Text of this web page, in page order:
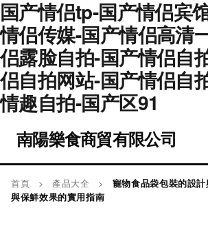
国产情侣tp-国产情侣宾
情侣传媒-国产情侣高清
侣露脸自拍-国产情侣自
侣自拍网站-国产情侣自
情趣自拍-国产区91
南陽樂食商貿有限公司
首頁 > 產品大全 >
寵物食品袋包裝的設
與保鮮效果的實用指南